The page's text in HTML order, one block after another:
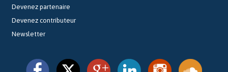
Devenez partenaire
Devenez contributeur
Newsletter